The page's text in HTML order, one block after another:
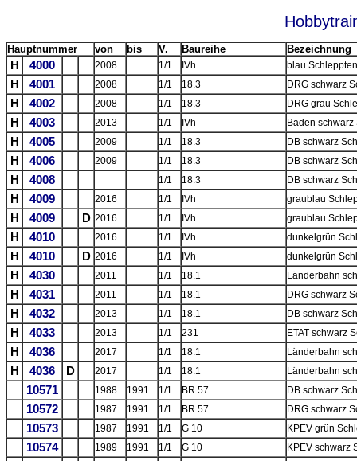
Hauptnummer von bis V. Baureihe Bezeichnung
H 4000 2008 1/1 IVh blau
H 4001 2008 1/1 18.3 DRG schwarz
H 4002 2008 1/1 18.3 DRG grau
H 4003 2013 1/1 IVh Baden
H 4005 2009 1/1 18.3 DB schwarz
H 4006 2009 1/1 18.3 DB schwarz
H 4008 1/1 18.3 DB schwarz
H 4009 2016 1/1 IVh graublau
H 4009 D 2016 1/1 IVh graublau
H 4010 2016 1/1 IVh dunkelgrün
H 4010 D 2016 1/1 IVh dunkelgrün
H 4030 2011 1/1 18.1 Länderbahn
H 4031 2011 1/1 18.1 DRG schwarz
H 4032 2013 1/1 18.1 DB schwarz
H 4033 2013 1/1 231 ETAT schwarz
H 4036 2017 1/1 18.1 Länderbahn
H 4036 D 2017 1/1 18.1 Länderbahn
10571 1988 1991 1/1 BR 57 DB schwarz
10572 1987 1991 1/1 BR 57 DRG schwarz
10573 1987 1991 1/1 G 10 KPEV grün
10574 1989 1991 1/1 G 10 KPEV schwarz